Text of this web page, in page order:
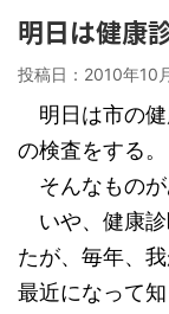
明日は健康
投稿日： 2010年10
明日は市の健
の検査をする。
そんなものが
いや、健康診
たが、毎年、
最近になって知